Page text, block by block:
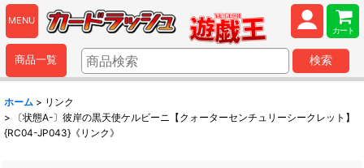
MENU
カート
商品一覧 検索
ホーム > リンク
>
〔状態A-〕彼岸の黒天使ケルビーニ【クォーターセンチュリーシークレット】
{RC04-JP043}《リンク》